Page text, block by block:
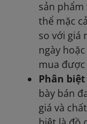
sản phẩm
thể mặc
so với giá
ngày
mua
Phân
bày bán
giá và